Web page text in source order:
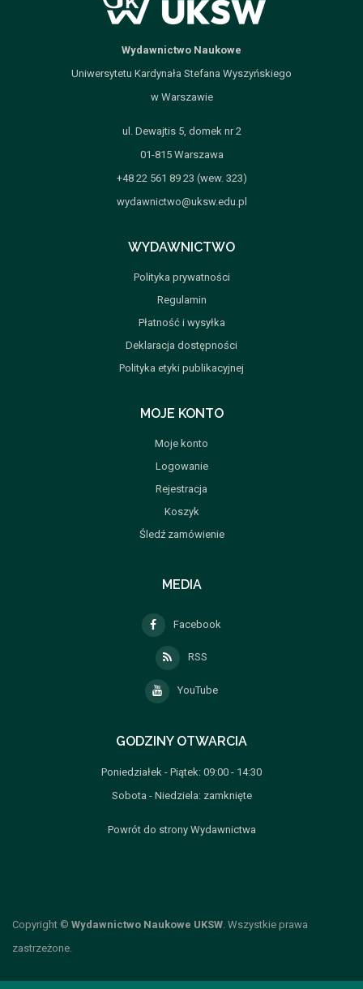
Wydawnictwo Naukowe
Uniwersytetu Kardynała Stefana Wyszyńskiego
w Warszawie
ul. Dewajtis 5, domek nr 2
01-815 Warszawa
+48 22 561 89 23 (wew. 323)
wydawnictwo@uksw.edu.pl
WYDAWNICTWO
Polityka prywatności
Regulamin
Płatność i wysyłka
Deklaracja dostępności
Polityka etyki publikacyjnej
MOJE KONTO
Moje konto
Logowanie
Rejestracja
Koszyk
Śledź zamówienie
MEDIA
Facebook
RSS
YouTube
GODZINY OTWARCIA
Poniedziałek - Piątek: 09:00 - 14:30
Sobota - Niedziela: zamknięte
Powrót do strony Wydawnictwa
Copyright © Wydawnictwo Naukowe UKSW . Wszystkie prawa
zastrzeżone.